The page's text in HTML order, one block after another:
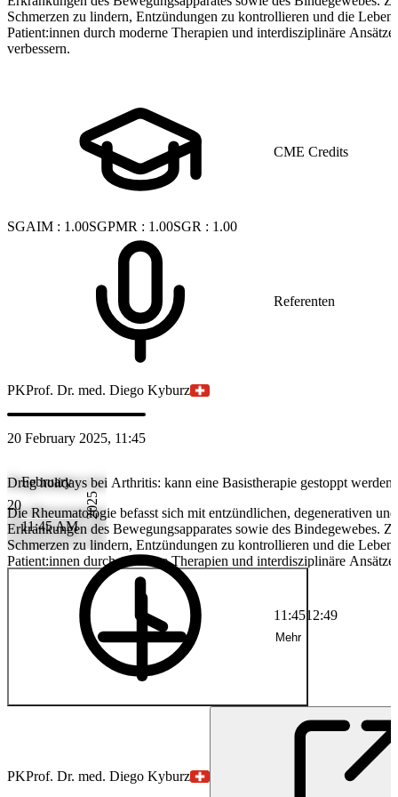
Schmerzen zu lindern, Entzündungen zu kontrollieren und die
Patient:innen durch moderne Therapien und interdisziplinäre
verbessern.
CME Credits
SGAIM : 1.00SGPMR : 1.00SGR : 1.00
Referenten
PKProf. Dr. med. Diego Kyburz
20 February 2025, 11:45
20
February
11:45 AM
2025
11:4512:49
Drug holidays bei Arthritis: kann eine Basistherapie gestoppt werden?
Die Rheumatologie befasst sich mit entzündlichen, degenerativen
Erkrankungen des Bewegungsapparates sowie des Bindegewebes.
Schmerzen zu lindern, Entzündungen zu kontrollieren und die
Patient:innen durch moderne Therapien und interdisziplinäre
Mehr
PKProf. Dr. med. Diego Kyburz